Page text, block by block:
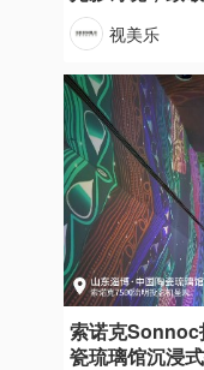
视美乐
索诺克Sonnoc
瓷琉璃馆沉浸